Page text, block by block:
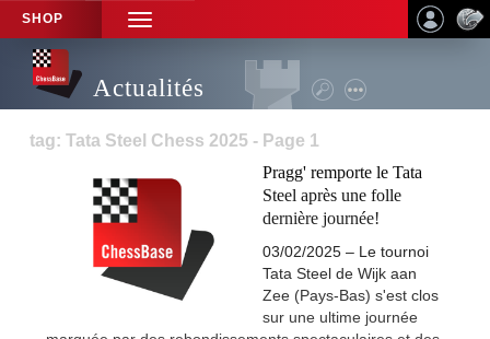
SHOP
TOGGLE
NAVIGATION
Actualités
tag: Tata Steel Chess 2025 - Page 1
Pragg' remporte le Tata
Steel après une folle
dernière journée!
03/02/2025 – Le tournoi
Tata Steel de Wijk aan
Zee (Pays-Bas) s'est clos
sur une ultime journée